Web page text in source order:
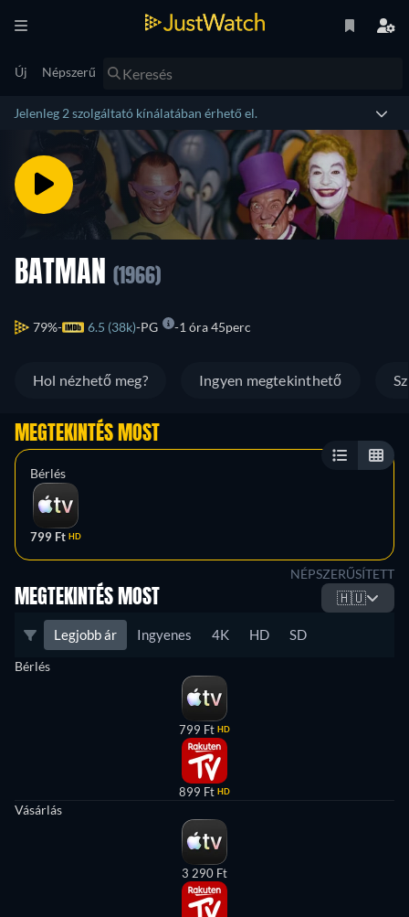
Új Népszerű
Jelenleg 2 szolgáltató kínálatában érhető el.
BATMAN (1966)
79% 6.5 (38k) PG 1 óra 45perc
Hol nézhető meg? Ingyen megtekinthető
MEGTEKINTÉS MOST
Bérlés
799 Ft HD
NÉPSZERŰSÍTETT
MEGTEKINTÉS MOST 🇭🇺
Legjobb ár Ingyenes 4K HD SD
Bérlés
799 Ft HD
899 Ft HD
Vásárlás
3 290 Ft